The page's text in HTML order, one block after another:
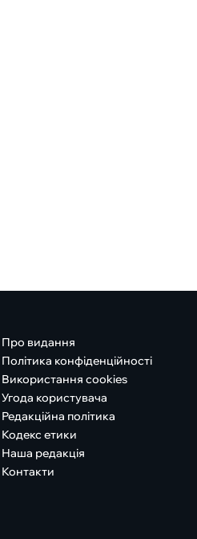
Про видання
Політика конфіденційності
Використання cookies
Угода користувача
Редакційна політика
Кодекс етики
Наша редакція
Контакти